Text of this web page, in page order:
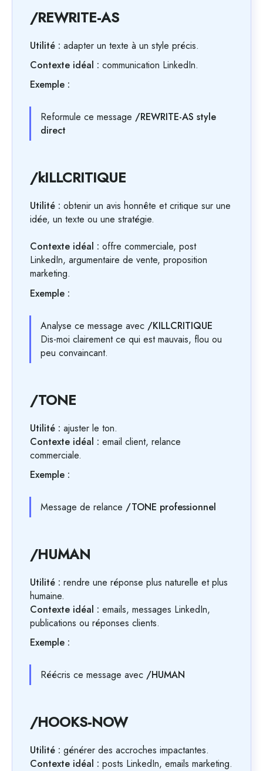
/REWRITE-AS
Utilité : adapter un texte à un style précis.
Contexte idéal : communication LinkedIn.
Exemple :
Reformule ce message /REWRITE-AS style
direct
/kILLCRITIQUE
Utilité : obtenir un avis honnête et critique sur une
idée, un texte ou une stratégie.
Contexte idéal : offre commerciale, post
LinkedIn, argumentaire de vente, proposition
marketing.
Exemple :
Analyse ce message avec /KILLCRITIQUE
Dis-moi clairement ce qui est mauvais, flou ou
peu convaincant.
/TONE
Utilité : ajuster le ton.
Contexte idéal : email client, relance
commerciale.
Exemple :
Message de relance /TONE professionnel
/HUMAN
Utilité : rendre une réponse plus naturelle et plus
humaine.
Contexte idéal : emails, messages LinkedIn,
publications ou réponses clients.
Exemple :
Réécris ce message avec /HUMAN
/HOOKS-NOW
Utilité : générer des accroches impactantes.
Contexte idéal : posts LinkedIn, emails marketing.